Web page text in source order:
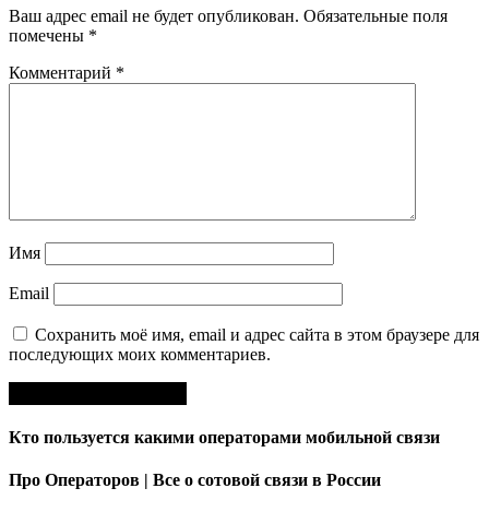
Ваш адрес email не будет опубликован. Обязательные поля
помечены *
Комментарий *
Имя
Email
Сохранить моё имя, email и адрес сайта в этом браузере для
последующих моих комментариев.
Кто пользуется какими операторами мобильной связи
Про Операторов | Все о сотовой связи в России